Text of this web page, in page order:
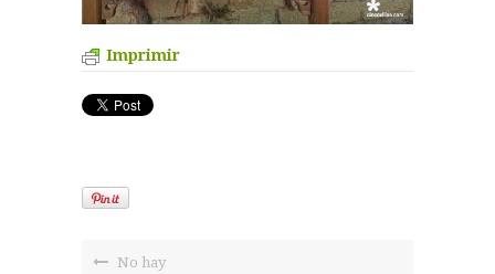
Imprimir
No hay